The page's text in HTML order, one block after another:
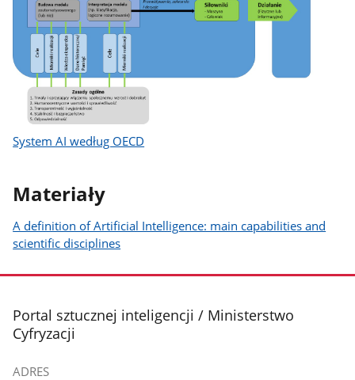
System AI według OECD
Materiały
A definition of Artificial Intelligence: main capabilities and
scientific disciplines
stopka
Portal sztucznej inteligencji / Ministerstwo
Cyfryzacji
ADRES